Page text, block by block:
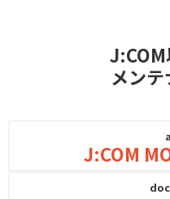
メン
J:COM